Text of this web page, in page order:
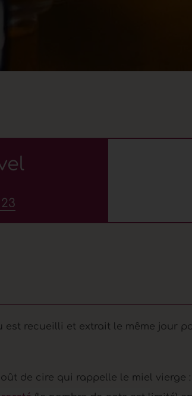
recueilli et extrait le même jour
de cire qui rappelle le miel vierge